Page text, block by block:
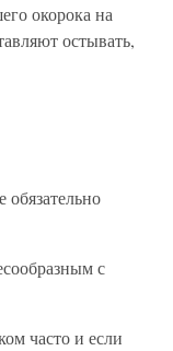
окорока на
остывать,
обязательно
с
часто и если